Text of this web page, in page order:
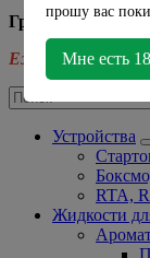
График работы
Ежедневно - 11:00
Устройства
RTA,
Жидкости
прошу вас
Мне есть